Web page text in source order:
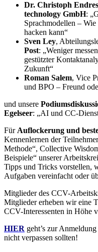
Dr. Christoph Endres
technology GmbH:
Sprachmodellen –
hacken kann“
Sven Ley,
Post: „Weniger
gestützter
Zukunft“
Roman Salem, Vice
und BPO – Freund
und unsere
Egelseer: „AI und CC-
Für Auflockerung und
Kennenlernen der
Methode“, Collective
Beispiele“ unserer
Tipps und Tricks vorstellen,
Aufgaben vereinfacht oder
Mitglieder des CCV-
Mitglieder erheben wir eine
CCV-Interessenten in Höhe
HIER geht’s zur
nicht verpassen sollten!